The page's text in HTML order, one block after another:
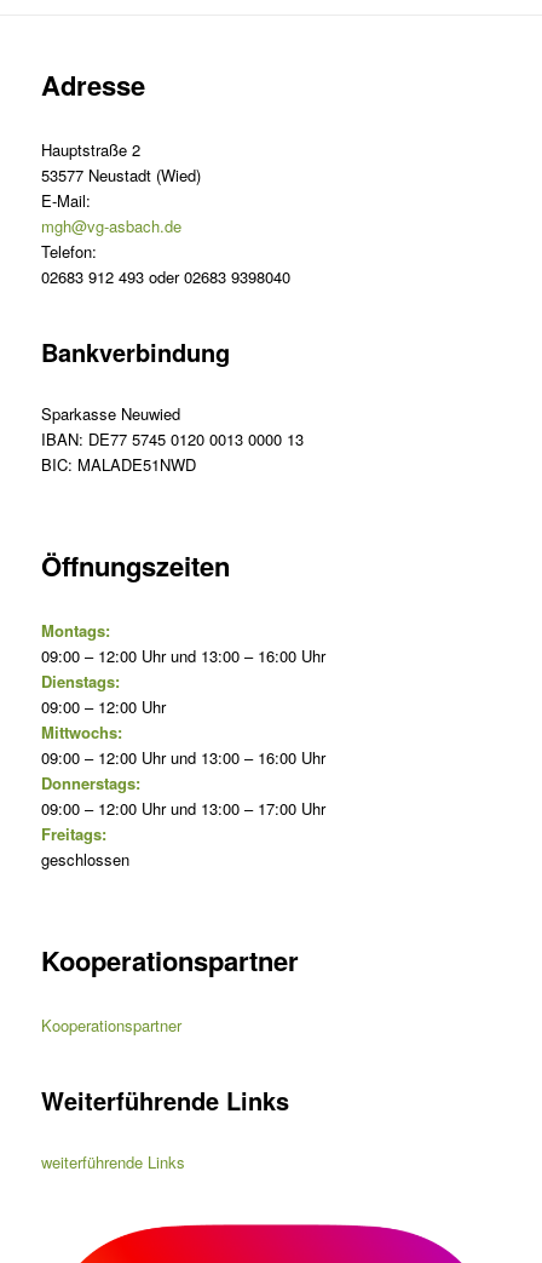
Adresse
Hauptstraße 2
53577 Neustadt (Wied)
E-Mail:
mgh@vg-asbach.de
Telefon:
02683 912 493 oder 02683 9398040
Bankverbindung
Sparkasse Neuwied
IBAN: DE77 5745 0120 0013 0000 13
BIC: MALADE51NWD
Öffnungszeiten
Montags:
09:00 – 12:00 Uhr und 13:00 – 16:00 Uhr
Dienstags:
09:00 – 12:00 Uhr
Mittwochs:
09:00 – 12:00 Uhr und 13:00 – 16:00 Uhr
Donnerstags:
09:00 – 12:00 Uhr und 13:00 – 17:00 Uhr
Freitags:
geschlossen
Kooperationspartner
Kooperationspartner
Weiterführende Links
weiterführende Links